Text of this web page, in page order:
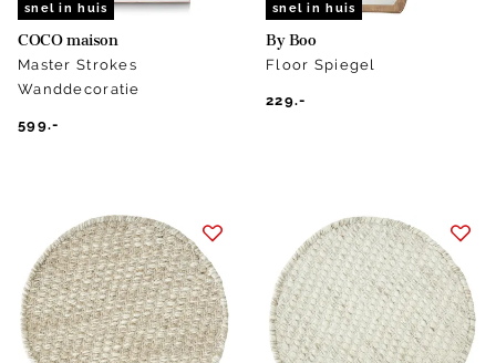
snel in huis
COCO maison
Master Strokes
Wanddecoratie
599.-
snel in huis
By Boo
Floor Spiegel
229.-